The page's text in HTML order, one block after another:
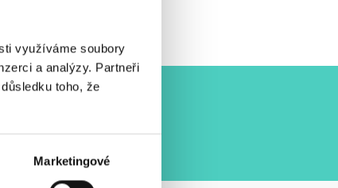
využíváme soubory
a analýzy. Partneři
toho, že
Marketingové